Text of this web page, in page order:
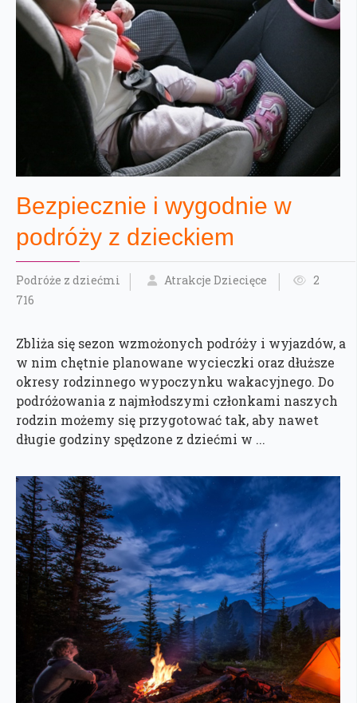
Bezpiecznie i wygodnie w
podróży z dzieckiem
Podróże z dziećmi Atrakcje Dziecięce
2
716
Zbliża się sezon wzmożonych podróży i wyjazdów, a
w nim chętnie planowane wycieczki oraz dłuższe
okresy rodzinnego wypoczynku wakacyjnego. Do
podróżowania z najmłodszymi członkami naszych
rodzin możemy się przygotować tak, aby nawet
długie godziny spędzone z dziećmi w ...